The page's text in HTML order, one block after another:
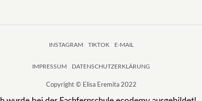
INSTAGRAM TIKTOK E-MAIL
IMPRESSUM DATENSCHUTZERKLÄRUNG
Copyright © Elisa Eremita 2022